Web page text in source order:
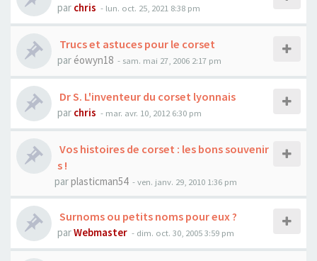
par chris - lun. oct. 25, 2021 8:38 pm
Trucs et astuces pour le corset
par éowyn18 - sam. mai 27, 2006 2:17 pm
Dr S. L'inventeur du corset lyonnais
par chris - mar. avr. 10, 2012 6:30 pm
Vos histoires de corset : les bons souvenir
s !
parplasticman54 - ven. janv. 29, 2010 1:36 pm
Surnoms ou petits noms pour eux ?
parWebmaster - dim. oct. 30, 2005 3:59 pm